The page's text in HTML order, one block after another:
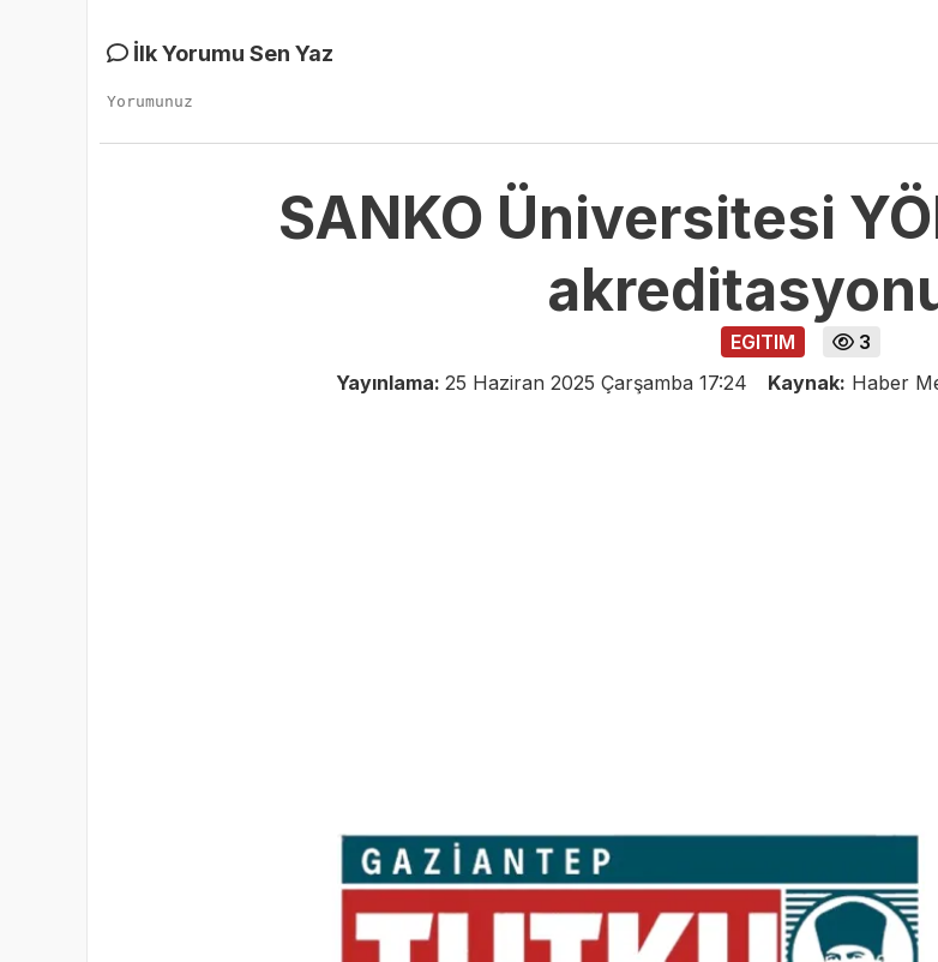
İlk Yorumu Sen Yaz
SANKO Üniversitesi
EGITIM
3
Yayınlama: 25 Haziran 2025 Çarşamba 17:24 Kaynak: Haber